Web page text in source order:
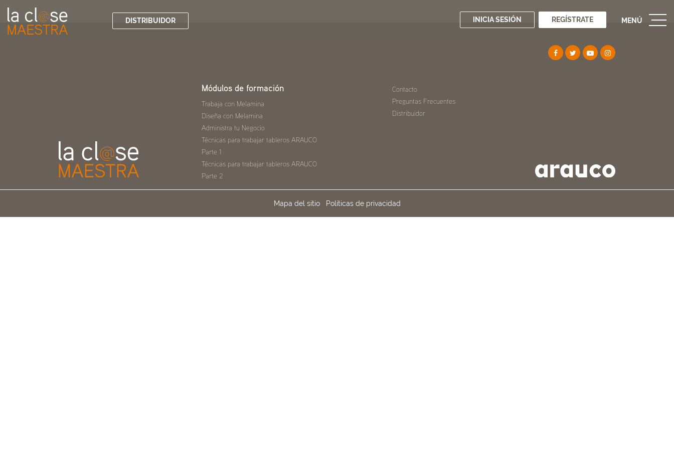
DISTRIBUIDOR INICIA SESIÓN REGÍSTRATE MENÚ
Módulos de formación
Trabaja con Melamina
Diseña con Melamina
Administra tu Negocio
Técnicas para trabajar tableros ARAUCO
Parte 1
Técnicas para trabajar tableros ARAUCO
Parte 2
Contacto
Preguntas Frecuentes
Distribuidor
Mapa del sitio Políticas de privacidad